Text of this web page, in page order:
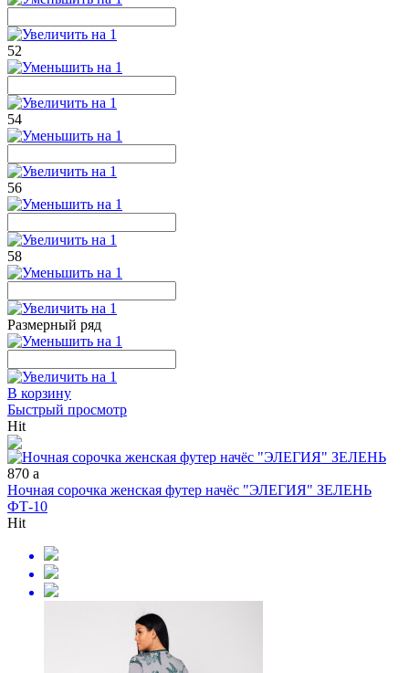
52
54
56
58
Размерный ряд
В корзину
Быстрый просмотр
Hit
870 a
Ночная сорочка женская футер начёс "ЭЛЕГИЯ" ЗЕЛЕНЬ
ФТ-10
Hit